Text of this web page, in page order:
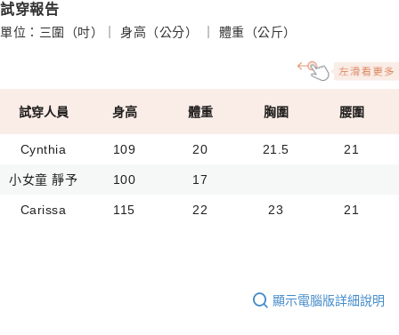
試穿報告
單位：三圍（吋）｜ 身高（公分） ｜ 體重（公斤）
試穿人員 身高 體重 胸圍 腰圍
Cynthia 109 20 21.5 21
小女童 靜予 100 17
Carissa 115 22 23 21
顯示電腦版詳細說明